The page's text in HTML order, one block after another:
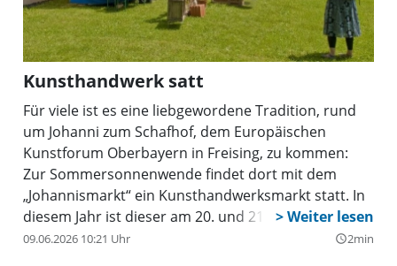
Kunsthandwerk satt
Für viele ist es eine liebgewordene Tradition, rund
um Johanni zum Schafhof, dem Europäischen
Kunstforum Oberbayern in Freising, zu kommen:
Zur Sommersonnenwende findet dort mit dem
„Johannismarkt“ ein Kunsthandwerksmarkt statt. In
diesem Jahr ist dieser am 20. und 21. Juni geöffnet.
09.06.2026 10:21 Uhr query_builder2min